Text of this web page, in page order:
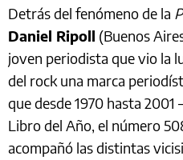
Detrás del fenómeno de la
Daniel Ripoll (Buenos
joven periodista que vio la
del rock una marca
que desde 1970 hasta
Libro del Año, el número
acompañó las distintas